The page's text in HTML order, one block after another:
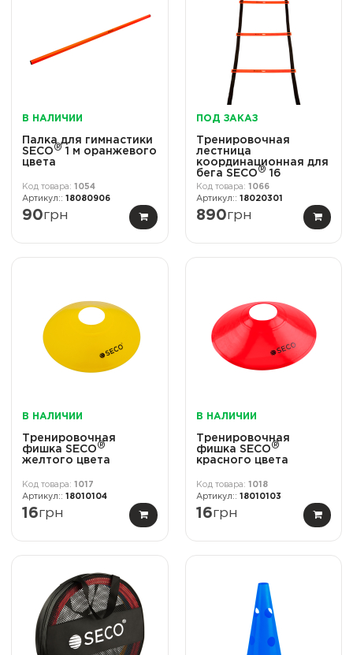
В НАЛИЧИИ
Палка для гимнастики
SECO® 1 м оранжевого
цвета
1054
18080906
90грн
ПОД ЗАКАЗ
Тренировочная
лестница
координационная для
бега SECO® 16
ступеней 8 м
оранжевого цвета
1066
18020301
890грн
В НАЛИЧИИ
Тренировочная
фишка SECO®
желтого цвета
1017
18010104
16грн
В НАЛИЧИИ
Тренировочная
фишка SECO®
красного цвета
1018
18010103
16грн